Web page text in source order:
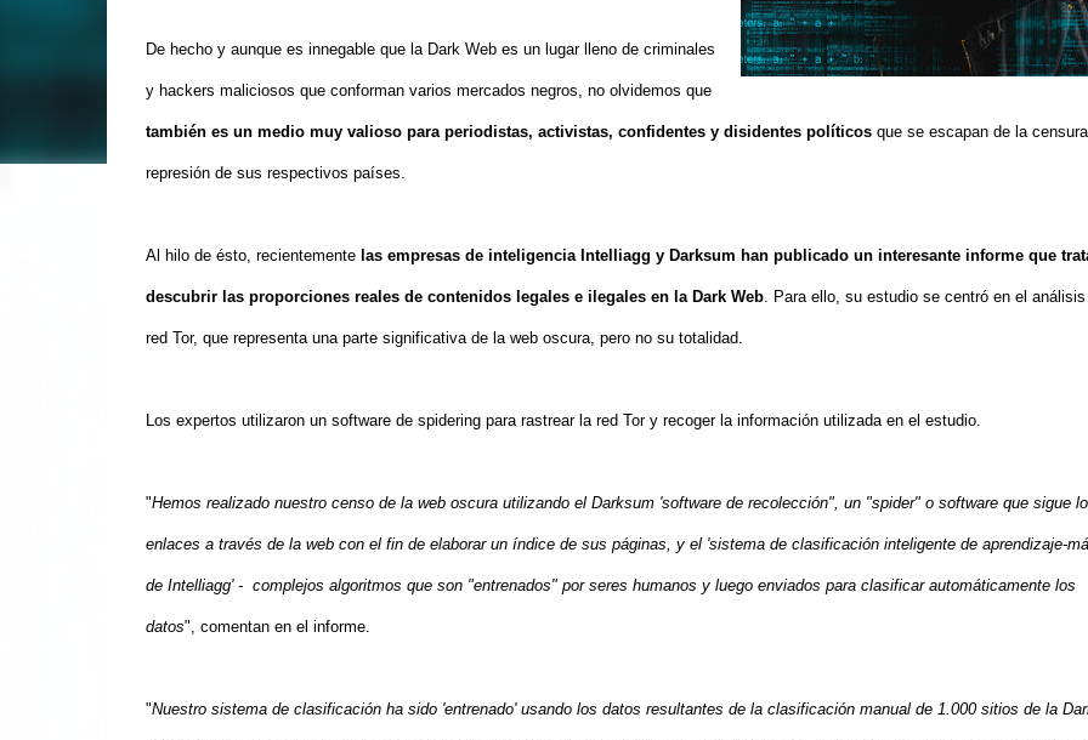
De hecho y aunque es innegable que la Dark Web es un lugar lleno de criminales
y hackers maliciosos que conforman varios mercados negros, no olvidemos que
también es un medio muy valioso para periodistas, activistas, confidentes y disidentes políticosque se escapan de la
represión de sus respectivos países.
Al hilo de ésto, recientemente las empresas de inteligencia Intelliagg y Darksum han publicado un interesante informe que
descubrir las proporciones reales de contenidos legales e ilegales en la Dark Web. Para ello, su estudio se centró en el
red Tor, que representa una parte significativa de la web oscura, pero no su totalidad.
Los expertos utilizaron un software de spidering para rastrear la red Tor y recoger la información utilizada en el estudio.
"Hemos realizado nuestro censo de la web oscura utilizando el Darksum 'software de recolección", un "spider" o software que sigue
enlaces a través de la web con el fin de elaborar un índice de sus páginas, y el 'sistema de clasificación inteligente de aprendizaje-
de Intelliagg' - complejos algoritmos que son "entrenados" por seres humanos y luego enviados para clasificar automáticamente los
datos", comentan en el informe.
"Nuestro sistema de clasificación ha sido 'entrenado' usando los datos resultantes de la clasificación manual de 1.000 sitios de la